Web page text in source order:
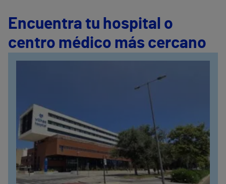
Encuentra tu hospital o
centro médico más cercano